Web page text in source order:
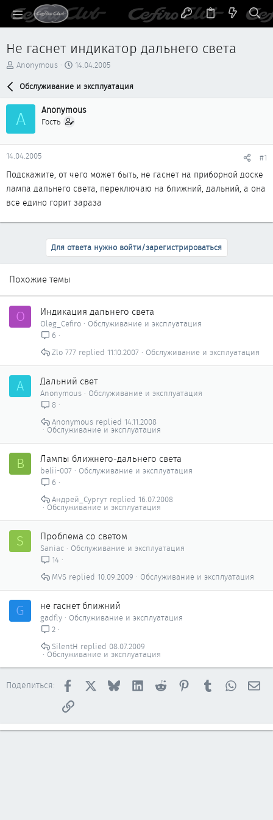
Не гаснет индикатор дальнего света
А
р
т
м
ы
Anonymous
Д
т
н
а
14.04.2005
Обслуживание и эксплуатация
A Anonymous
Гость
14.04.2005 #1
Подскажите, от чего может быть, не гаснет на приборной доске
лампа дальнего света, переключаю на ближний, дальний, а она
все едино горит зараза
Для ответа нужно войти/зарегистрироваться
Похожие темы
O Индикация дальнего света
Oleg_Cefiro
Обслуживание и эксплуатация
6
Обслуживание и эксплуатация
11.10.2007
Zlo 777
A Дальний свет
Anonymous
Обслуживание и эксплуатация
8
Обслуживание и эксплуатация
14.11.2008
Anonymous
B Лампы ближнего-дальнего света
belii-007
Обслуживание и эксплуатация
6
Обслуживание и эксплуатация
16.07.2008
Андрей_Сургут
S Проблема со светом
Saniac
Обслуживание и эксплуатация
14
Обслуживание и эксплуатация
10.09.2009
MVS
G не гаснет ближний
gadfly
Обслуживание и эксплуатация
2
Обслуживание и эксплуатация
08.07.2009
SilentH
Поделиться: Facebook BlueskyLinkedInReddit PinterestTumblr
Ссылка